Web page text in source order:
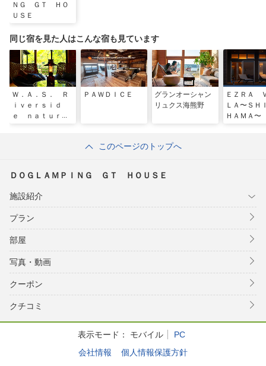
ＮＧ ＧＴ ＨＯ
ＵＳＥ
同じ宿を見た人はこんな宿も見ています
Ｗ．Ａ．Ｓ． Ｒ
ｉｖｅｒｓｉｄ
ｅ ｎａｔｕｒ
ＰＡＷＤＩＣＥ
グランオーシャン
リュクス海熊野
ＥＺＲＡ
ＬＡ〜ＳＨ
ＨＡＭＡ〜
このページのトップへ
ＤＯＧＬＡＭＰＩＮＧ ＧＴ ＨＯＵＳＥ
施設紹介
プラン
部屋
写真・動画
クーポン
クチコミ
表示モード： モバイル
PC
会社情報
個人情報保護方針